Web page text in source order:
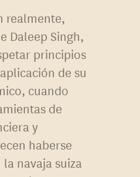
realmente,
Daleep Singh,
principios
de su
cuando
de
y
haberse
navaja suiza